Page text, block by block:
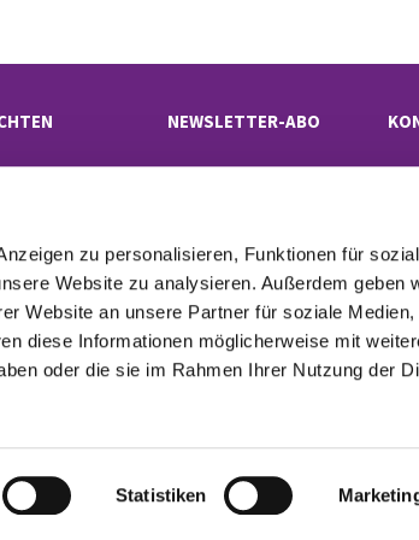
zu personalisieren, Funktionen für
Website zu analysieren. Außerdem geben
Website an unsere Partner für soziale Medien,
diese Informationen möglicherweise mit
oder die sie im Rahmen Ihrer Nutzung der
Statistiken
NEWSLETTER-ABO
· Rübelandstraße 9 B, 12053 Berlin
superintendentur(at)kk-neukoelln.de
Cookie-Richtlinie Erklärung zur Barrierefreiheit